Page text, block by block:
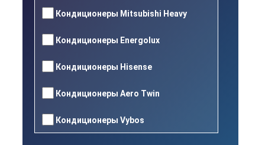
Кондиционеры Mitsubishi Heavy
Кондиционеры Energolux
Кондиционеры Hisense
Кондиционеры Aero Twin
Кондиционеры Vybos